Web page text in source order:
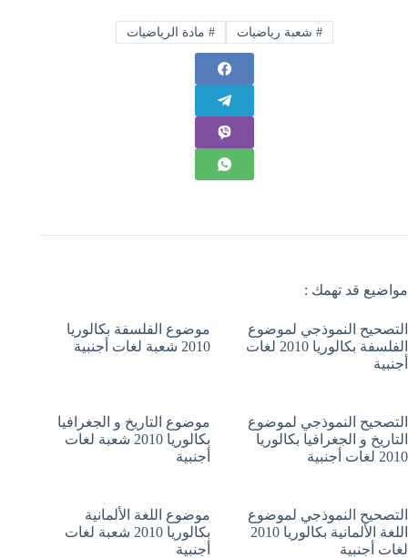
# شعبة رياضيات #مادة الرياضيات
مواضيع قد تهمك :
التصحيح النموذجي لموضوع
الفلسفة بكالوريا 2010 لغات
أجنبية
موضوع الفلسفة بكالوريا
2010 شعبة لغات أجنبية
التصحيح النموذجي لموضوع
التاريخ و الجغرافيا بكالوريا
2010 لغات أجنبية
موضوع التاريخ و الجغرافيا
بكالوريا 2010 شعبة لغات
أجنبية
التصحيح النموذجي لموضوع
اللغة الألمانية بكالوريا 2010
لغات أجنبية
موضوع اللغة الألمانية
بكالوريا 2010 شعبة لغات
أجنبية